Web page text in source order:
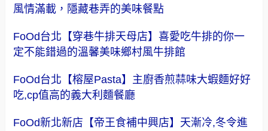
風情滿載，隱藏巷弄的美味餐點
FoOd台北【穿巷牛排天母店】喜愛吃牛排的你一
定不能錯過的溫馨美味鄉村風牛排館
FoOd台北【榕屋Pasta】主廚香煎蒜味大蝦麵好好
吃,cp值高的義大利麵餐廳
FoOd新北新店【帝王食補中興店】天漸冷,冬令進